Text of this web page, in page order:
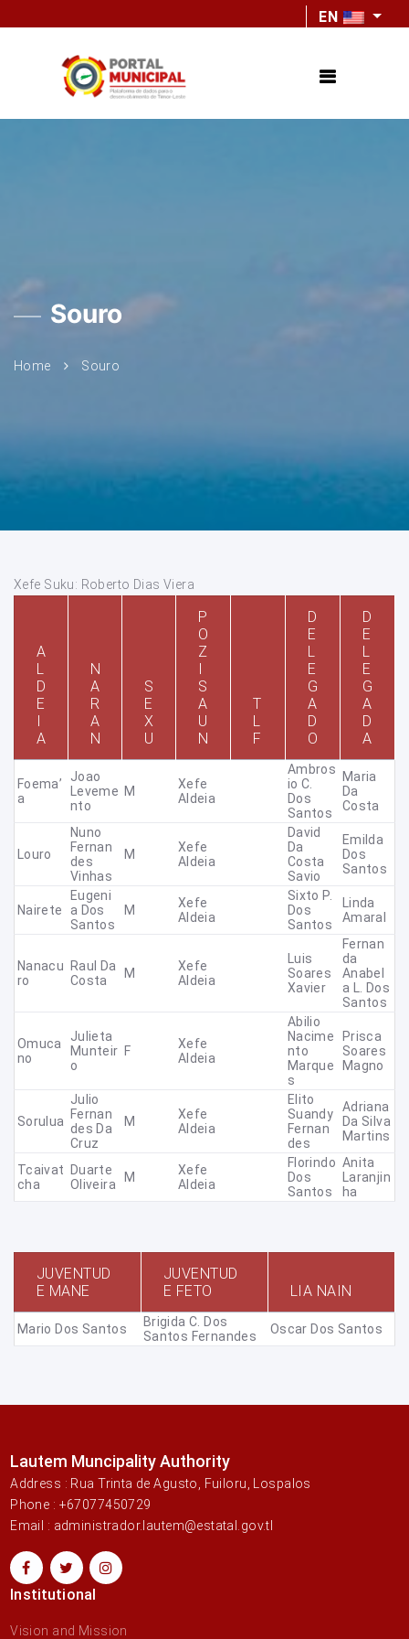
EN
Souro
Home Souro
Xefe Suku: Roberto Dias Viera
A
L
D
E
I
A
N
A
R
A
N
S
E
X
U
P
O
Z
I
S
A
U
N
T
L
F
D
E
L
E
G
A
D
O
D
E
L
E
G
A
D
A
Foema’
A
Joao
Leveme
Nto
M
Xefe
Aldeia
Ambros
Io C.
Dos
Santos
Maria
Da
Costa
Louro
Nuno
Fernan
Des
Vinhas
M
Xefe
Aldeia
David
Da
Costa
Savio
Emilda
Dos
Santos
Nairete
Eugeni
A Dos
Santos
M
Xefe
Aldeia
Sixto P.
Dos
Santos
Linda
Amaral
Nanacu
Ro
Raul Da
Costa
M
Xefe
Aldeia
Luis
Soares
Xavier
Fernan
Da
Anabel
A L. Dos
Santos
Omuca
No
Julieta
Munteir
O
F
Xefe
Aldeia
Abilio
Nacime
Nto
Marque
S
Prisca
Soares
Magno
Sorulua
Julio
Fernan
Des Da
Cruz
M
Xefe
Aldeia
Elito
Suandy
Fernan
Des
Adriana
Da Silva
Martins
Tcaivat
Cha
Duarte
Oliveira
M
Xefe
Aldeia
Florindo
Dos
Santos
Anita
Laranjin
Ha
JUVENTUD
E MANE
JUVENTUD
E FETO
LIA NAIN
Mario Dos Santos
Brigida C. Dos
Santos Fernandes
Oscar Dos Santos
Lautem Muncipality Authority
Address : Rua Trinta de Agusto, Fuiloru, Lospalos
Phone : +67077450729
Email : administrador.lautem@estatal.gov.tl
Institutional
Vision and Mission